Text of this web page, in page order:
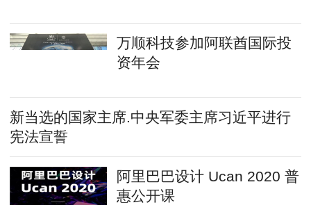
万顺科技参加阿联酋国际投
资年会
新当选的国家主席.中央军委主席习近平进行
宪法宣誓
阿里巴巴设计 Ucan 2020 普
惠公开课